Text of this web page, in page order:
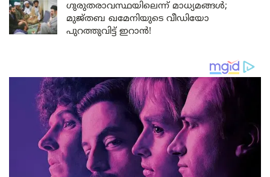
ഗുരുതരാവസ്ഥയിലെന്ന് മാധ്യമങ്ങൾ;
മുജ്തബ ഖമേനിയുടെ വീഡിയോ
പുറത്തുവിട്ട് ഇറാൻ!